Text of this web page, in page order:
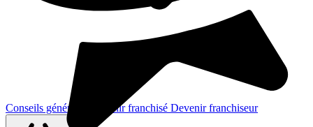
Conseils généraux Devenir franchisé Devenir franchiseur